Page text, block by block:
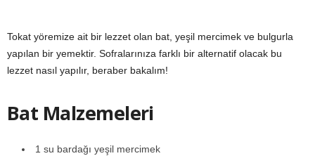
Tokat yöremize ait bir lezzet olan bat, yeşil mercimek ve bulgurla
yapılan bir yemektir. Sofralarınıza farklı bir alternatif olacak bu
lezzet nasıl yapılır, beraber bakalım!
Bat Malzemeleri
1 su bardağı yeşil mercimek